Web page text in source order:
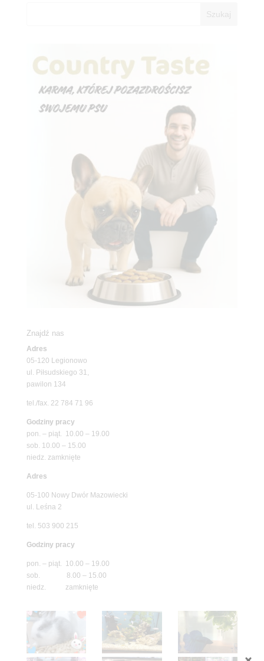
Znajdź nas
Adres
05-120 Legionowo
ul. Piłsudskiego 31,
pawilon 134
tel./fax. 22 784 71 96
Godziny pracy
pon. – piąt. 10.00 – 19.00
sob. 10.00 – 15.00
niedz. zamknięte
Adres
05-100 Nowy Dwór Mazowiecki
ul. Leśna 2
tel. 503 900 215
Godziny pracy
pon. – piąt. 10.00 – 19.00
sob. 8.00 – 15.00
niedz. zamknięte